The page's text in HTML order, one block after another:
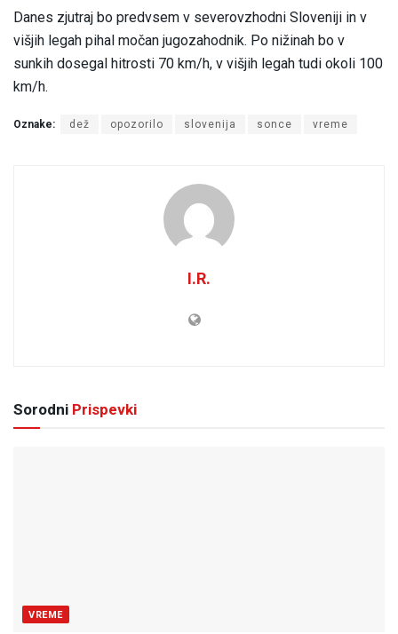
Danes zjutraj bo predvsem v severovzhodni Sloveniji in v
višjih legah pihal močan jugozahodnik. Po nižinah bo v
sunkih dosegal hitrosti 70 km/h, v višjih legah tudi okoli 100
km/h.
Oznake: dež opozorilo slovenija sonce vreme
I.R.
Sorodni Prispevki
VREME